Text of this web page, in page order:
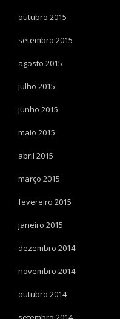
outubro 2015
setembro 2015
agosto 2015
julho 2015
junho 2015
maio 2015
abril 2015
março 2015
fevereiro 2015
janeiro 2015
dezembro 2014
novembro 2014
outubro 2014